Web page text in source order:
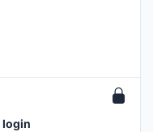
login